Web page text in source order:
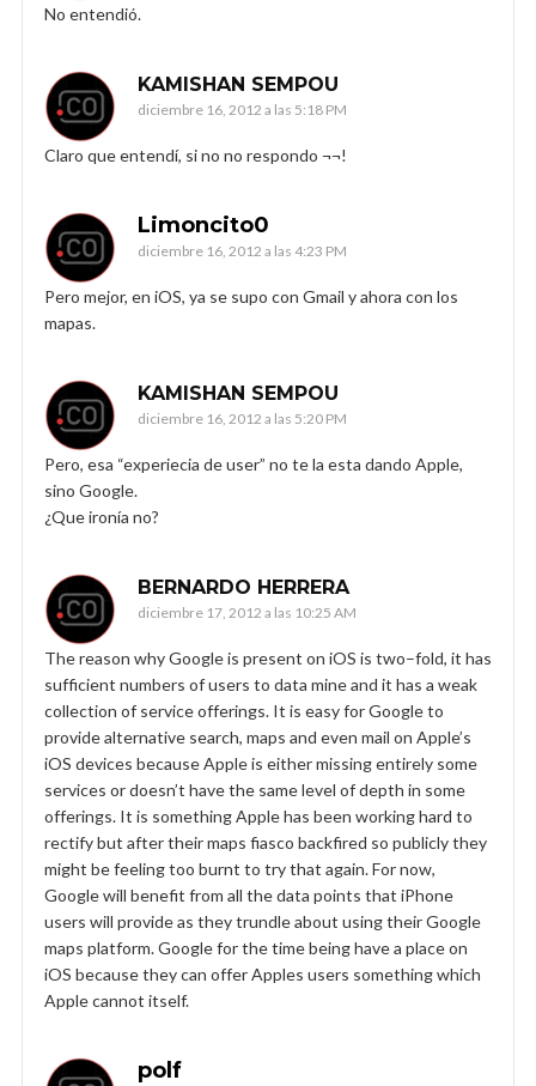
No entendió.
KAMISHAN SEMPOU
diciembre 16, 2012 a las 5:18 PM
Claro que entendí, si no no respondo ¬¬!
Limoncito0
diciembre 16, 2012 a las 4:23 PM
Pero mejor, en iOS, ya se supo con Gmail y ahora con los
mapas.
KAMISHAN SEMPOU
diciembre 16, 2012 a las 5:20 PM
Pero, esa “experiecia de user” no te la esta dando Apple,
sino Google.
¿Que ironía no?
BERNARDO HERRERA
diciembre 17, 2012 a las 10:25 AM
The reason why Google is present on iOS is two–fold, it has
sufficient numbers of users to data mine and it has a weak
collection of service offerings. It is easy for Google to
provide alternative search, maps and even mail on Apple’s
iOS devices because Apple is either missing entirely some
services or doesn’t have the same level of depth in some
offerings. It is something Apple has been working hard to
rectify but after their maps fiasco backfired so publicly they
might be feeling too burnt to try that again. For now,
Google will benefit from all the data points that iPhone
users will provide as they trundle about using their Google
maps platform. Google for the time being have a place on
iOS because they can offer Apples users something which
Apple cannot itself.
polf